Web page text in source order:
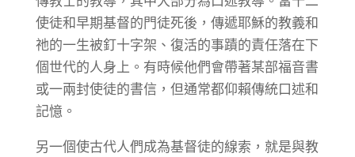
使徒和早期基督的門徒死後，傳遞耶穌的教義和
祂的一生被釘十字架、復活的事蹟的責任落在下
個世代的人身上。有時候他們會帶著某部福音書
或一兩封使徒的書信，但通常都仰賴傳統口述和
記憶。
另一個使古代人們成為基督徒的線索，就是與教